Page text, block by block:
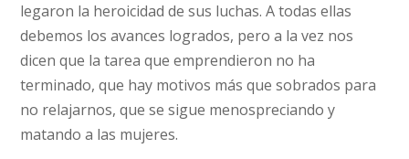
legaron la heroicidad de sus luchas. A todas ellas
debemos los avances logrados, pero a la vez nos
dicen que la tarea que emprendieron no ha
terminado, que hay motivos más que sobrados para
no relajarnos, que se sigue menospreciando y
matando a las mujeres.